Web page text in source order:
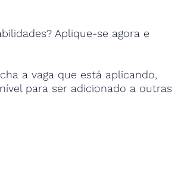
Aplique-se agora e
a vaga que está aplicando,
para ser adicionado a outras